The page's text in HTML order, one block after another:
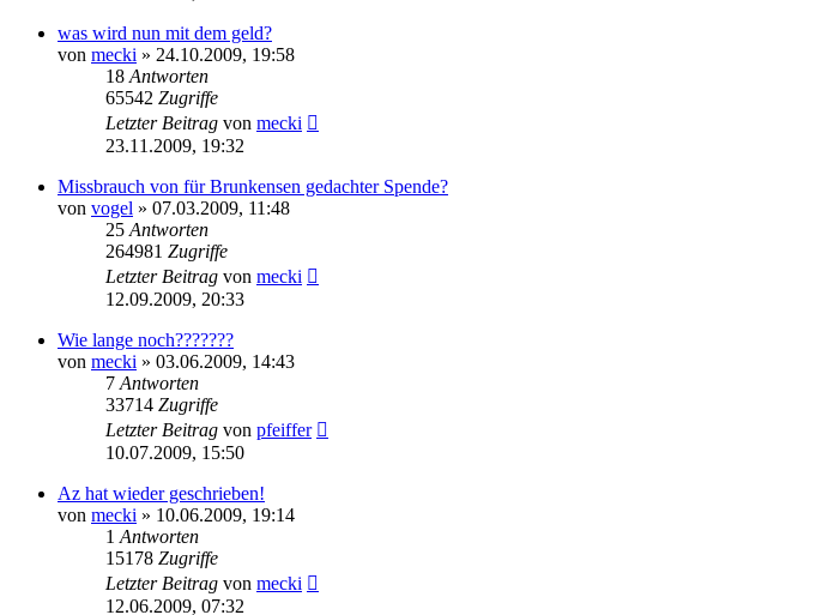
was wird nun mit dem geld?
von mecki » 24.10.2009, 19:58
18 Antworten
65542 Zugriffe
Letzter Beitrag von mecki
23.11.2009, 19:32
Missbrauch von für Brunkensen gedachter Spende?
von vogel » 07.03.2009, 11:48
25 Antworten
264981 Zugriffe
Letzter Beitrag von mecki
12.09.2009, 20:33
Wie lange noch???????
von mecki » 03.06.2009, 14:43
7 Antworten
33714 Zugriffe
Letzter Beitrag von pfeiffer
10.07.2009, 15:50
Az hat wieder geschrieben!
von mecki » 10.06.2009, 19:14
1 Antworten
15178 Zugriffe
Letzter Beitrag von mecki
12.06.2009, 07:32